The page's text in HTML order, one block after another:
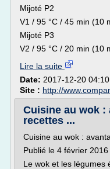
Mijoté P2
V1 / 95 °C / 45 min (10
Mijoté P3
V2 / 95 °C / 20 min (10
Lire la suite
Date: 2017-12-20
Site : http://
Cuisine au wok :
recettes ...
Cuisine au wok :
Publié le 4 février
Le wok et les légumes